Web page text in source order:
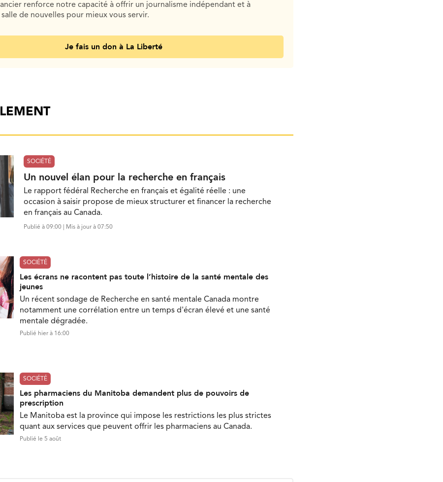
renforce notre capacité à offrir un journalisme indépendant et à
de nouvelles pour mieux vous servir.
Je fais un don à La Liberté
SOCIÉTÉ
Un nouvel élan pour la recherche en français
Le rapport fédéral Recherche en français et égalité réelle : une
occasion à saisir propose de mieux structurer et financer la recherche
en français au Canada.
Publié à 09:00 | Mis à jour à 07:50
SOCIÉTÉ
Les écrans ne racontent pas toute l’histoire de la santé mentale des
jeunes
Un récent sondage de Recherche en santé mentale Canada montre
notamment une corrélation entre un temps d'écran élevé et une santé
mentale dégradée.
Publié hier à 16:00
SOCIÉTÉ
Les pharmaciens du Manitoba demandent plus de pouvoirs de
prescription
Le Manitoba est la province qui impose les restrictions les plus strictes
quant aux services que peuvent offrir les pharmaciens au Canada.
Publié le 5 août